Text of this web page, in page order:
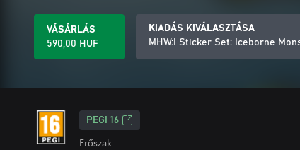
VÁSÁRLÁS
590,00 HUF
KIADÁS KIVÁLASZTÁSA
MHW:I Sticker Set: Iceborne
PEGI 16
Erőszak